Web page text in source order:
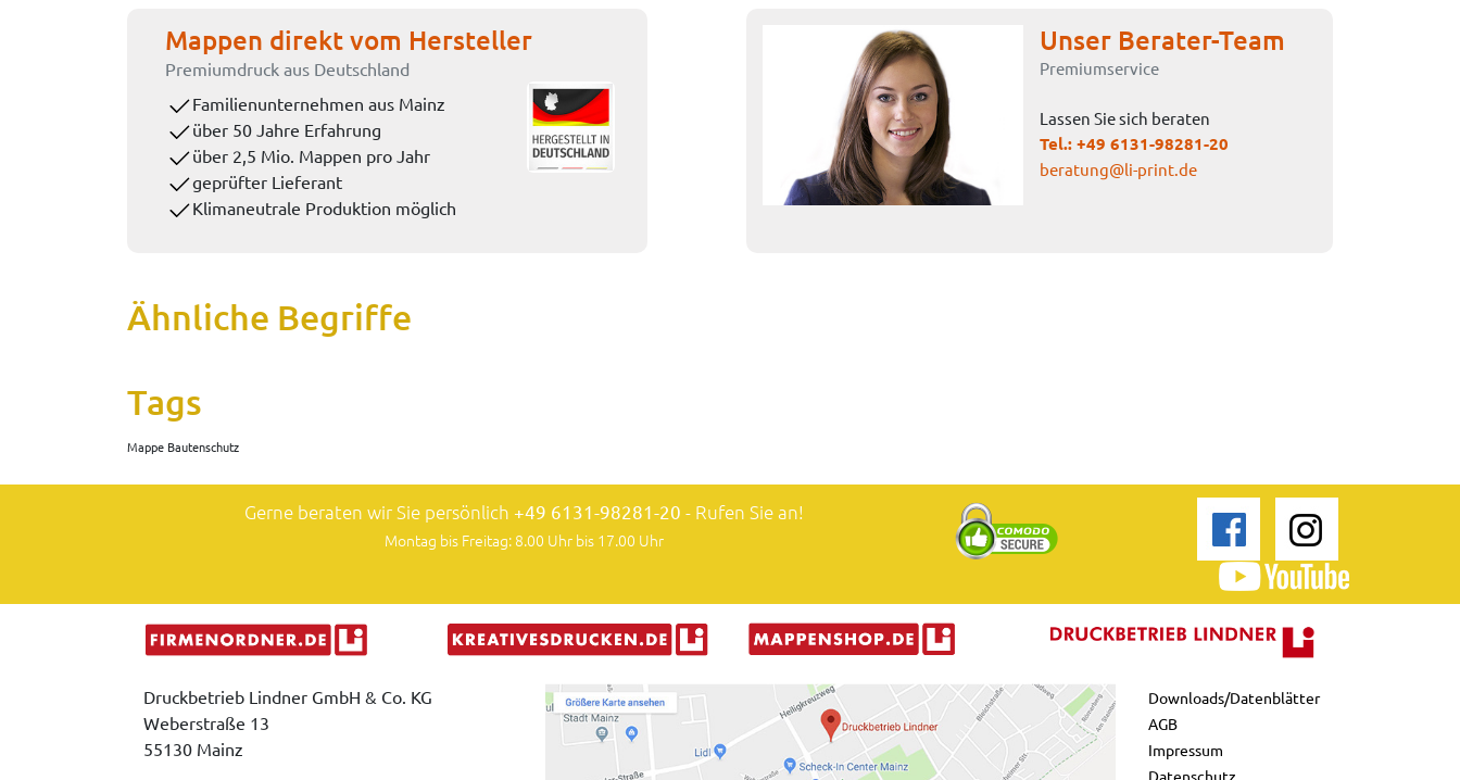
Mappen direkt vom Hersteller
Premiumdruck aus Deutschland
Familienunternehmen aus Mainz
über 50 Jahre Erfahrung
über 2,5 Mio. Mappen pro Jahr
geprüfter Lieferant
Klimaneutrale Produktion möglich
Unser Berater-Team
Premiumservice
Lassen Sie sich beraten
Tel.: +49 6131-98281-20
beratung@li-print.de
Ähnliche Begriffe
Tags
Mappe Bautenschutz
Gerne beraten wir Sie persönlich +49 6131-98281-20 - Rufen Sie an!
Montag bis Freitag: 8.00 Uhr bis 17.00 Uhr
Druckbetrieb Lindner GmbH & Co. KG
Weberstraße 13
55130 Mainz
Downloads/Datenblätter
AGB
Impressum